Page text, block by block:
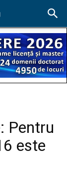
Pentru
este